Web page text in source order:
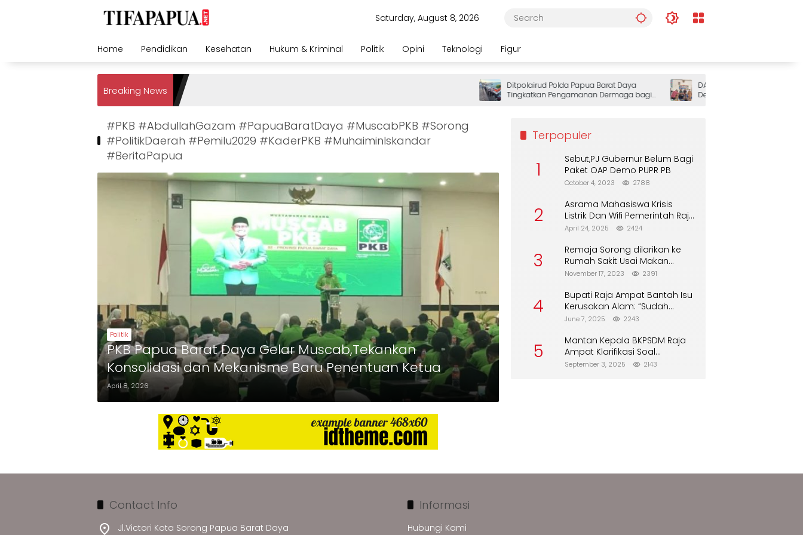
Saturday, August 8, 2026
Home Pendidikan Kesehatan Hukum & Kriminal Politik Opini Teknologi Figur
Breaking News
Ditpolairud Polda Papua Barat Daya
Tingkatkan Pengamanan Dermaga bagi
Wisatawan
DAP Wilayah III Doberay Gelar
Dengar Pendapat, Perkuat Sinergi
Pemerintah dan Masyarakat Adat
#PKB #AbdullahGazam #PapuaBaratDaya #MuscabPKB #Sorong
#PolitikDaerah #Pemilu2029 #KaderPKB #MuhaiminIskandar
#BeritaPapua
Politik
PKB Papua Barat Daya Gelar Muscab,Tekankan
Konsolidasi dan Mekanisme Baru Penentuan Ketua
April 8, 2026
Terpopuler
1
Sebut,PJ Gubernur Belum Bagi
Paket OAP Demo PUPR PB
October 4, 2023 2788
2
Asrama Mahasiswa Krisis
Listrik Dan Wifi Pemerintah Raja
Ampat Alasan Tunggu DPA
April 24, 2025 2424
3
Remaja Sorong dilarikan ke
Rumah Sakit Usai Makan
Biskuit dari Alfamart
November 17, 2023 2391
4
Bupati Raja Ampat Bantah Isu
Kerusakan Alam: “Sudah
Direboisasi dan Tidak Merusak
June 7, 2025 2243
5
Mantan Kepala BKPSDM Raja
Ampat Klarifikasi Soal
Pergantian Jabatan
September 3, 2025 2143
Contact Info
Jl.Victori Kota Sorong Papua Barat Daya
Informasi
Hubungi Kami